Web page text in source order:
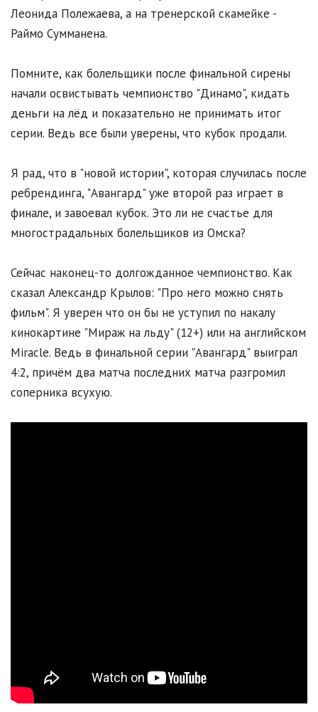
Леонида Полежаева, а на тренерской скамейке -
Раймо Сумманена.
Помните, как болельщики после финальной сирены
начали освистывать чемпионство "Динамо", кидать
деньги на лёд и показательно не принимать итог
серии. Ведь все были уверены, что кубок продали.
Я рад, что в "новой истории", которая случилась после
ребрендинга, "Авангард" уже второй раз играет в
финале, и завоевал кубок. Это ли не счастье для
многострадальных болельщиков из Омска?
Сейчас наконец-то долгожданное чемпионство. Как
сказал Александр Крылов: "Про него можно снять
фильм". Я уверен что он бы не уступил по накалу
кинокартине "Мираж на льду" (12+) или на английском
Miracle. Ведь в финальной серии "Авангард" выиграл
4:2, причём два матча последних матча разгромил
соперника всухую.